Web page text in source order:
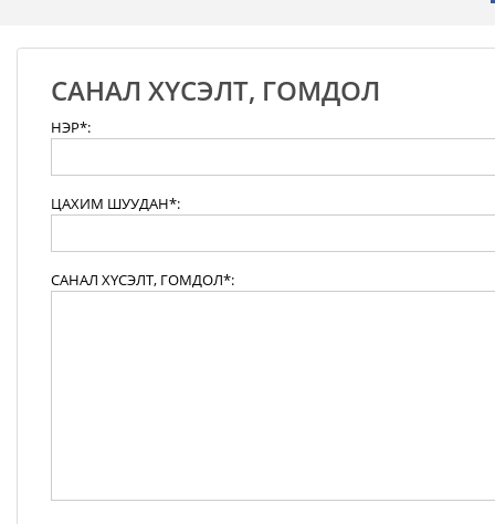
САНАЛ ХҮСЭЛТ, ГОМДОЛ
НЭР*:
ЦАХИМ ШУУДАН*:
САНАЛ ХҮСЭЛТ, ГОМДОЛ*: